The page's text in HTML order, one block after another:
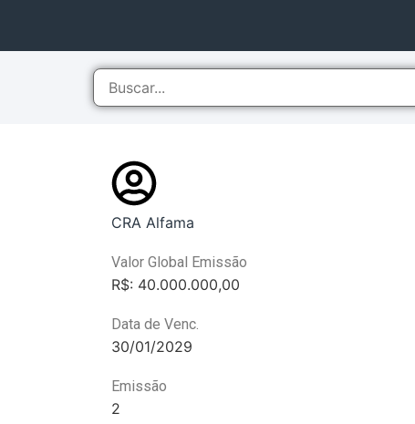
CRA Alfama
Valor Global Emissão
R$: 40.000.000,00
Data de Venc.
30/01/2029
Emissão
2